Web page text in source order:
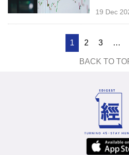
19 Dec
1 2 3 …
BACK TO